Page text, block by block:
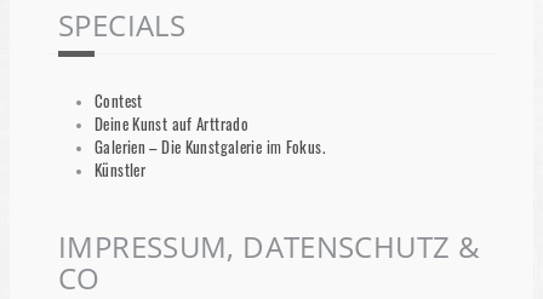
SPECIALS
Contest
Deine Kunst auf Arttrado
Galerien – Die Kunstgalerie im Fokus.
Künstler
IMPRESSUM, DATENSCHUTZ &
CO